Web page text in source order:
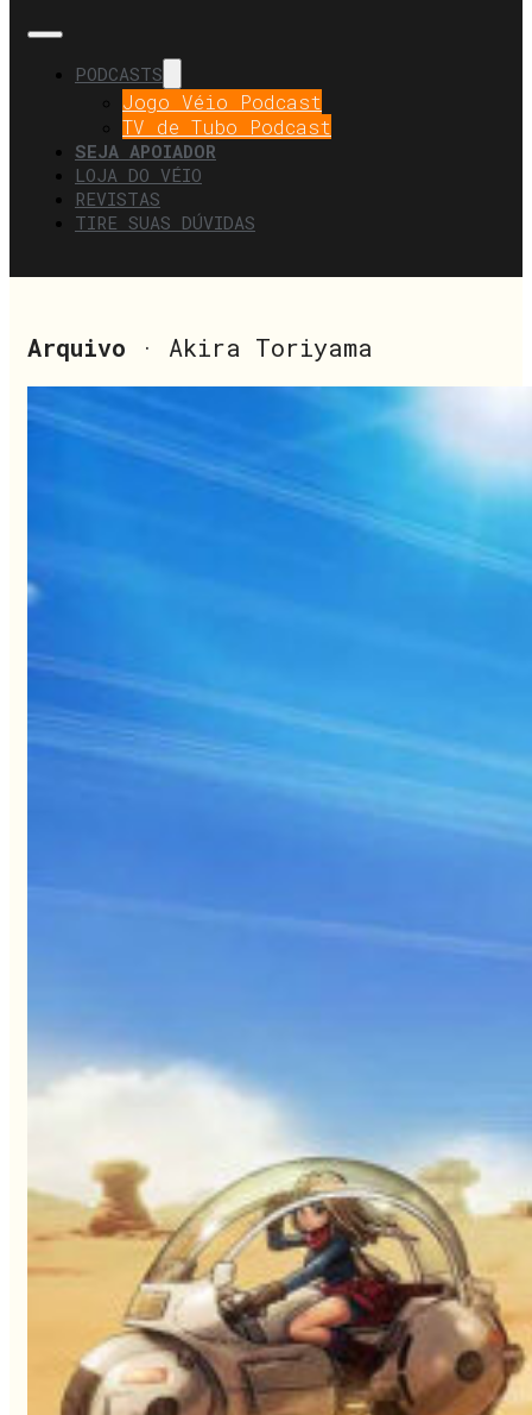
PODCASTS
Jogo Véio Podcast
TV de Tubo Podcast
SEJA APOIADOR
LOJA DO VÉIO
REVISTAS
TIRE SUAS DÚVIDAS
Arquivo · Akira Toriyama